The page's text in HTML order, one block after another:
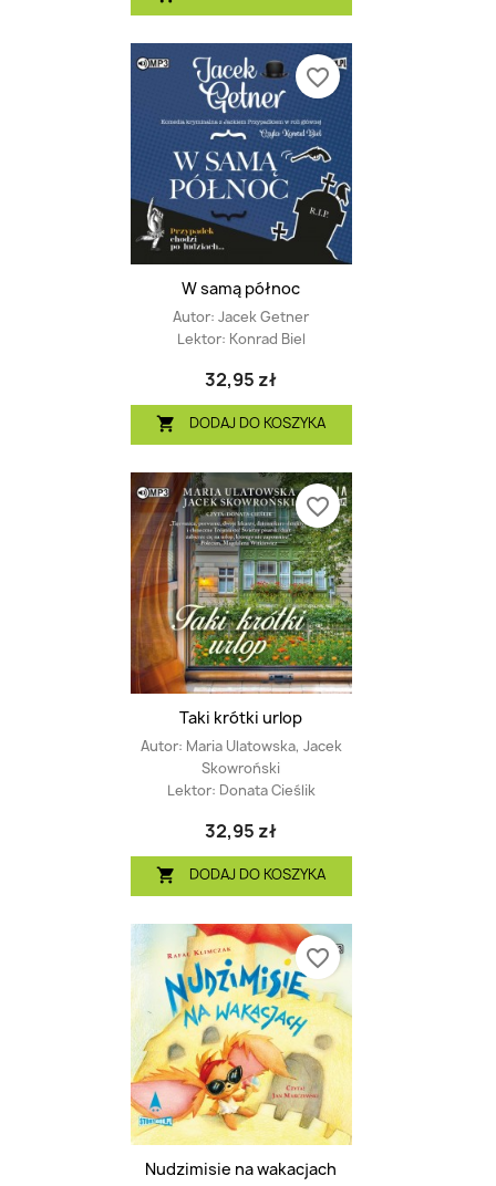
W samą północ
Autor: Jacek Getner
Lektor: Konrad Biel
32,95 zł
 DODAJ DO KOSZYKA
favorite_border
Taki krótki urlop
Autor: Maria Ulatowska, Jacek
Skowroński
Lektor: Donata Cieślik
32,95 zł
 DODAJ DO KOSZYKA
favorite_border
Nudzimisie na wakacjach
favorite_border